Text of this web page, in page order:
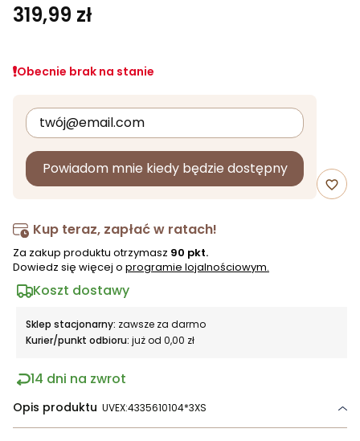
319,99 zł
Obecnie brak na stanie
Powiadom mnie kiedy będzie dostępny
favorite_border
Kup teraz, zapłać w ratach!
Za zakup produktu otrzymasz 90 pkt.
Dowiedz się więcej o programie lojalnościowym.
Koszt dostawy
Sklep stacjonarny: zawsze za darmo
Kurier/punkt odbioru: już od 0,00 zł
14 dni na zwrot
Opis produktu UVEX:4335610104*3XS